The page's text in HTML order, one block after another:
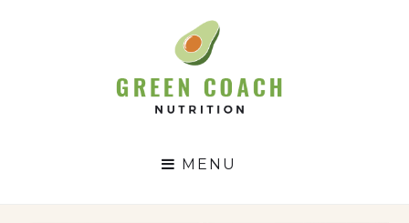
GCN
MENU